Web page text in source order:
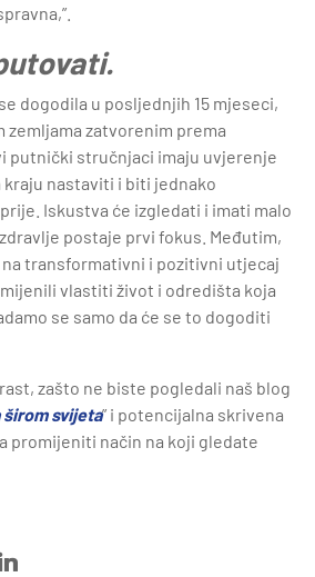
dogodila u posljednjih 15 mjeseci,
zemljama zatvorenim prema
putnički stručnjaci imaju uvjerenje
kraju nastaviti i biti jednako
Iskustva će izgledati i imati malo
postaje prvi fokus. Međutim,
transformativni i pozitivni utjecaj
vlastiti život i odredišta koja
se samo da će se to dogoditi
zašto ne biste pogledali naš blog
svijeta” i potencijalna skrivena
promijeniti način na koji gledate